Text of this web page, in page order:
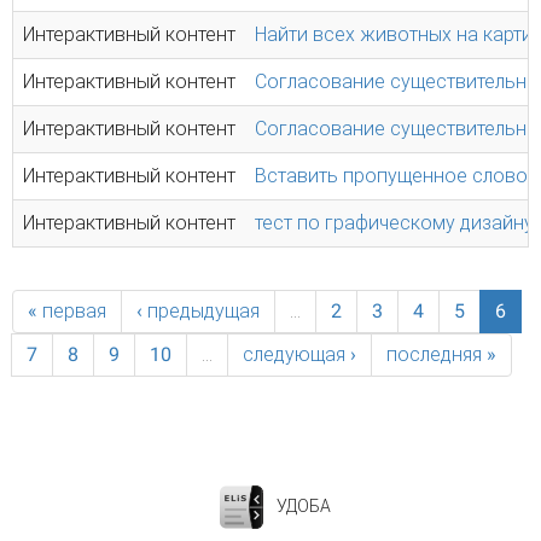
Интерактивный контент Найти всех животных на
Интерактивный контент Согласование
Интерактивный контент Согласование
Интерактивный контент Вставить пропущенное слово
Интерактивный контент тест по графическому дизайну
« первая ‹ предыдущая … 2 3 4 5
6
7
8 9 10 … следующая › последняя »
УДОБА